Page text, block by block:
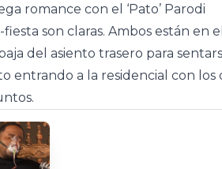
romance con el ‘Pato’ Parodi
fiesta son claras. Ambos están
del asiento trasero para
entrando a la residencial con